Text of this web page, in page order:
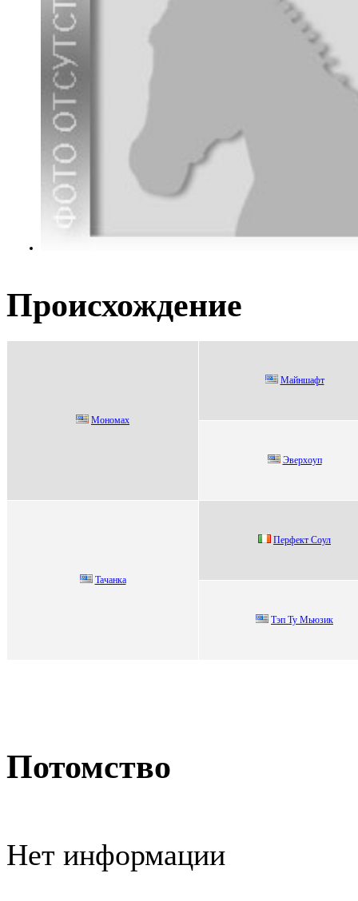
Происхождение
Мoнoмах
Майншафт
Эверхoуп
Taчaнкa
Пеpфект Сoул
Тэп Ту Mьюзик
Потомство
Нет информации